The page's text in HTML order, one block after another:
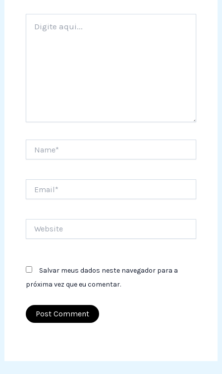
aqui...
Salvar meus dados neste navegador para a
próxima vez que eu comentar.